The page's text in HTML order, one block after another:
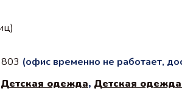
(офис временно не работает,
Детская одежда, Детская одежда